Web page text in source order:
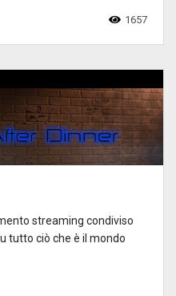
1657
streaming condiviso
tutto ciò che è il mondo